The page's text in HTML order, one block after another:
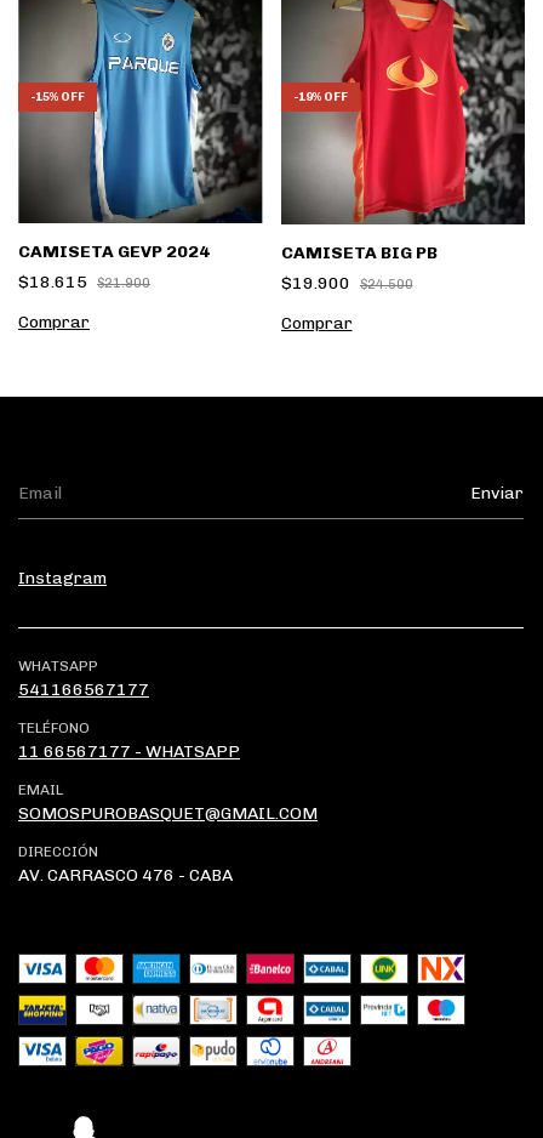
-15% OFF
CAMISETA GEVP 2024
$18.615
$21.900
Comprar
-19% OFF
CAMISETA BIG PB
$19.900
$24.500
Comprar
Instagram
WHATSAPP
541166567177
TELÉFONO
11 66567177 - WHATSAPP
EMAIL
SOMOSPUROBASQUET@GMAIL.COM
DIRECCIÓN
AV. CARRASCO 476 - CABA